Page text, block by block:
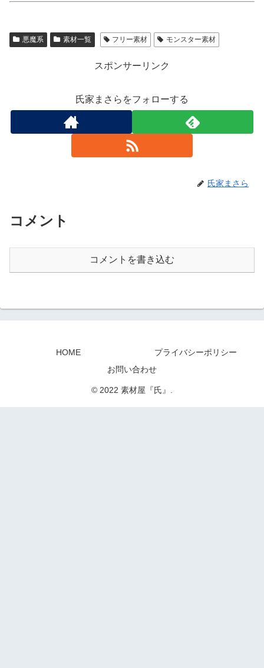
悪魔系 素材一覧 フリー素材 モンスター素材
スポンサーリンク
氏家まさらをフォローする
氏家まさら
コメント
コメントを書き込む
HOME
プライバシーポリシー
お問い合わせ
© 2022 素材屋『氏』.